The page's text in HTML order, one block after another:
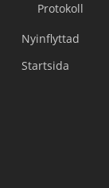
Protokoll
Nyinflyttad
Startsida